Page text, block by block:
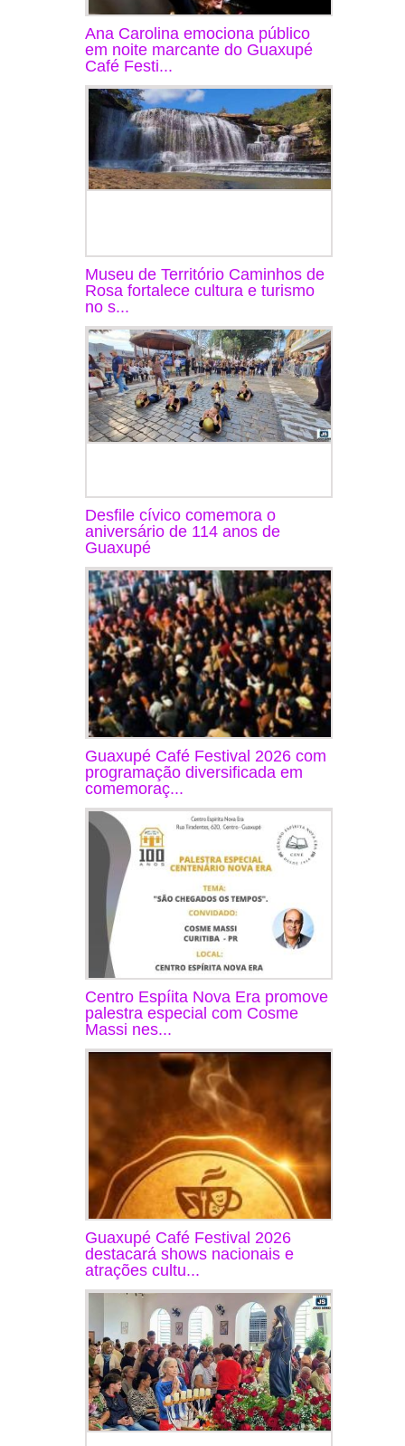
Ana Carolina emociona público
em noite marcante do Guaxupé
Café Festi...
Museu de Território Caminhos de
Rosa fortalece cultura e turismo
no s...
Desfile cívico comemora o
aniversário de 114 anos de
Guaxupé
Guaxupé Café Festival 2026 com
programação diversificada em
comemoraç...
Centro Espíita Nova Era promove
palestra especial com Cosme
Massi nes...
Guaxupé Café Festival 2026
destacará shows nacionais e
atrações cultu...